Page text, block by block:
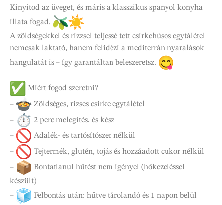
Kinyitod az üveget, és máris a klasszikus spanyol konyha
illata fogad.
A zöldségekkel és rizzsel teljessé tett csirkehúsos egytálétel
nemcsak laktató, hanem felidézi a mediterrán nyaralások
hangulatát is – így garantáltan beleszeretsz.
Miért fogod szeretni?
–
Zöldséges, rizses csirke egytálétel
–
2 perc melegítés, és kész
–
Adalék- és tartósítószer nélkül
–
Tejtermék, glutén, tojás és hozzáadott cukor nélkül
–
Bontatlanul hűtést nem igényel (hőkezeléssel
készült)
–
Felbontás után: hűtve tárolandó és 1 napon belül